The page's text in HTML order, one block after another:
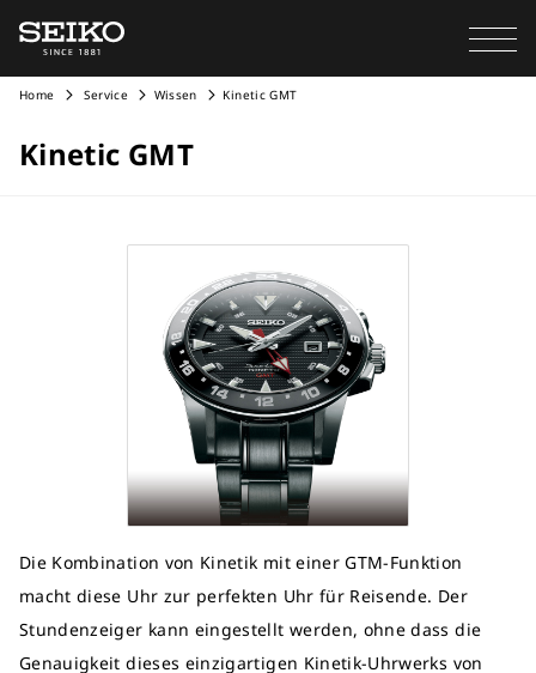
Home Service Wissen Kinetic GMT
Kinetic GMT
Die Kombination von Kinetik mit einer GTM-Funktion
macht diese Uhr zur perfekten Uhr für Reisende. Der
Stundenzeiger kann eingestellt werden, ohne dass die
Genauigkeit dieses einzigartigen Kinetik-Uhrwerks von